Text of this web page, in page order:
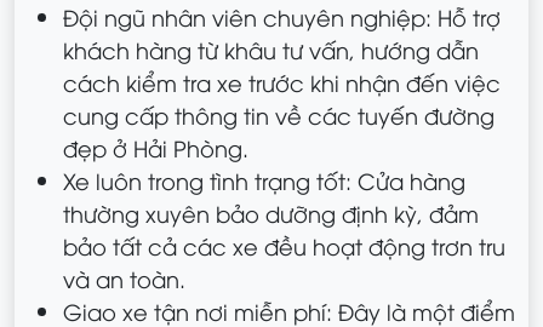
Đội ngũ nhân viên chuyên nghiệp: Hỗ trợ
khách hàng từ khâu tư vấn, hướng dẫn
cách kiểm tra xe trước khi nhận đến việc
cung cấp thông tin về các tuyến đường
đẹp ở Hải Phòng.
Xe luôn trong tình trạng tốt: Cửa hàng
thường xuyên bảo dưỡng định kỳ, đảm
bảo tất cả các xe đều hoạt động trơn tru
và an toàn.
Giao xe tận nơi miễn phí: Đây là một điểm